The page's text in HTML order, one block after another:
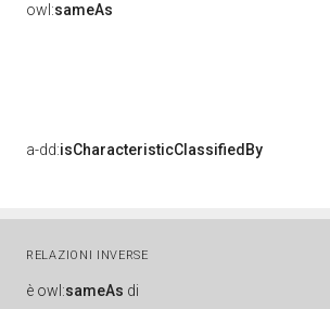
owl:sameAs
a-dd:isCharacteristicClassifiedBy
RELAZIONI INVERSE
è owl:sameAs di